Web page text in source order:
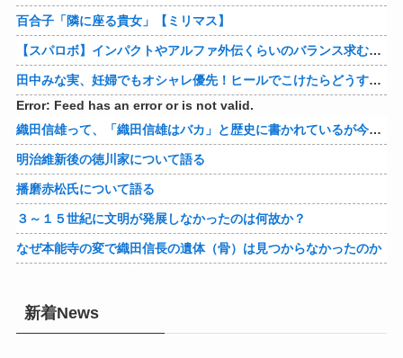
百合子「隣に座る貴女」【ミリマス】
【スパロボ】インパクトやアルファ外伝くらいのバランス求む！！ → インパクトも最終的にはコアブースターで雑魚は一撃で倒せてたけどね
田中みな実、妊婦でもオシャレ優先！ヒールでこけたらどうすんのｗ
Error: Feed has an error or is not valid.
織田信雄って、「織田信雄はバカ」と歴史に書かれているが今まで家が残っているんでバカではないよな？
明治維新後の徳川家について語る
播磨赤松氏について語る
３～１５世紀に文明が発展しなかったのは何故か？
なぜ本能寺の変で織田信長の遺体（骨）は見つからなかったのか
新着News